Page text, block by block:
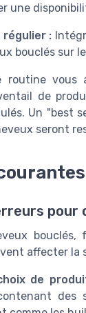
une
:
bouclés sur
routine vous
de
Un "best
seront
pour
bouclés,
affecter la
de
des